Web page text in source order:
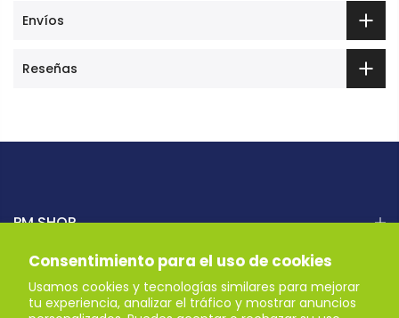
Consentimiento para el uso de cookies
Usamos cookies y tecnologías similares para mejorar
tu experiencia, analizar el tráfico y mostrar anuncios
Envíos
Reseñas
PM SHOP
AYUDA